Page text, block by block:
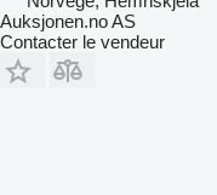
Auksjonen.no AS
Contacter le vendeur